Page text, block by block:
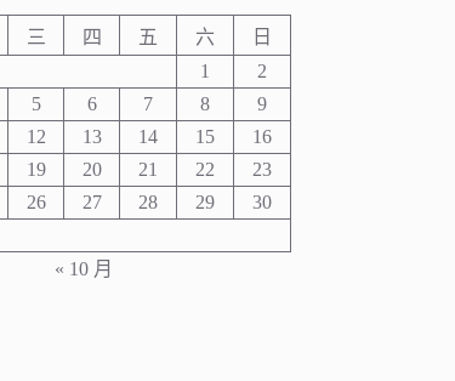
三 四 五 六
日
1
2
5 6 7 8
9
12 13 14 15
16
19 20 21 22
23
26 27 28 29
30
« 10 月